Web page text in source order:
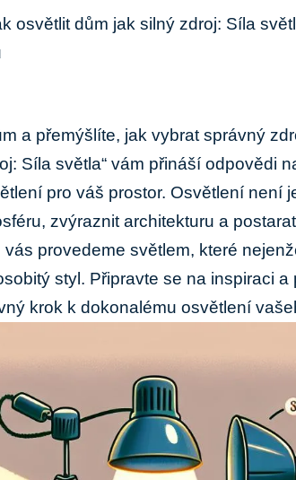
osvětlit dům jak silný zdroj: Síla
a přemýšlíte, jak vybrat správný
Síla světla“ vám přináší odpovědi
pro váš prostor. Osvětlení není
zvýraznit architekturu a
provedeme světlem, které
styl. Připravte se na inspiraci a
krok k dokonalému osvětlení